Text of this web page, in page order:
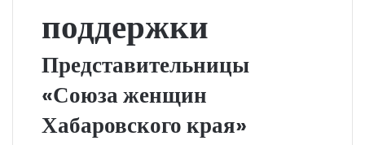
поддержки
Представительницы
«Союза женщин
Хабаровского края»